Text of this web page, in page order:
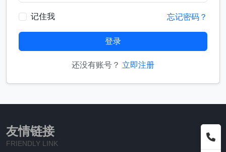
记住我 忘记密码？
登录
还没有账号？ 立即注册
友情链接
FRIENDLY LINK